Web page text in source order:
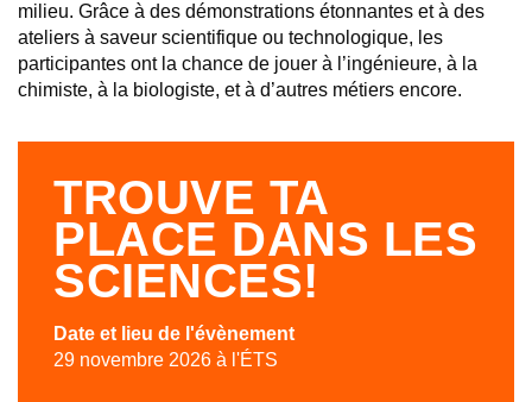
milieu. Grâce à des démonstrations étonnantes et à des
ateliers à saveur scientifique ou technologique, les
participantes ont la chance de jouer à l’ingénieure, à la
chimiste, à la biologiste, et à d’autres métiers encore.
TROUVE TA
PLACE DANS LES
SCIENCES!
Date et lieu de l'évènement
29 novembre 2026 à l'ÉTS